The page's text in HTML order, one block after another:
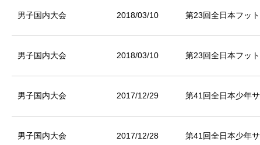
男子国内大会 2018/03/10 第23回全日本フッ
男子国内大会 2018/03/10 第23回全日本フッ
男子国内大会 2017/12/29 第41回全日本少年
男子国内大会 2017/12/28 第41回全日本少年